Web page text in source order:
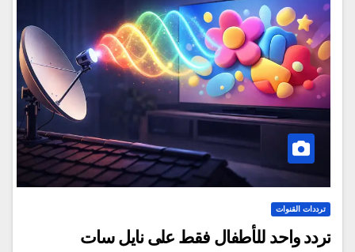
ترددات القنوات
تردد واحد للأطفال فقط على نايل سات